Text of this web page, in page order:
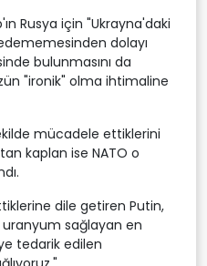
Rusya için "Ukrayna'daki
dolayı
bulunmasını da
"ironik" olma ihtimaline
mücadele ettiklerini
kaplan ise NATO o
dile getiren Putin,
uranyum sağlayan en
tedarik edilen